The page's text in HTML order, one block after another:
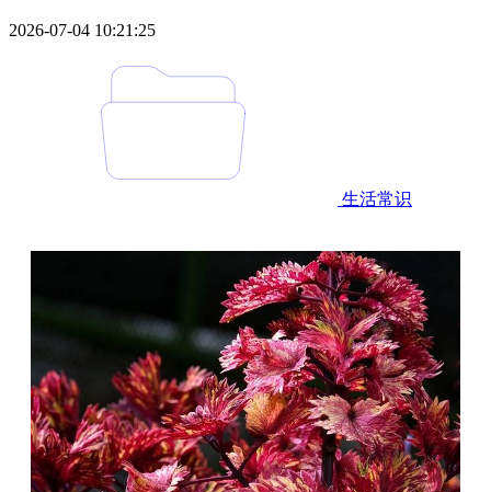
2026-07-04 10:21:25
生活常识